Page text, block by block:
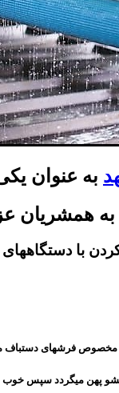
به عنوان
همشریان
دستگاههای
مخصوص فرشهای دستباف
پهن میگردد سپس خوب